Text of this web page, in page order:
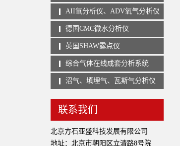
AII氧分析仪、ADV氧气分析仪
德国CMC微水分析仪
英国SHAW露点仪
综合气体在线成套分析系统
沼气、填埋气、瓦斯气分析仪
联系我们
北京方石亚盛科技发展有限公司
地址：北京市朝阳区立清路8号院